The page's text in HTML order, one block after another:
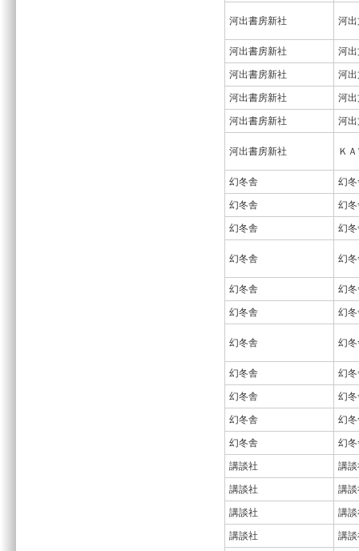
河出書房新社 河
河出書房新社 河
河出書房新社 河
河出書房新社 河
河出書房新社 河
河出書房新社 Ｋ
幻冬舎 幻
幻冬舎 幻
幻冬舎 幻
幻冬舎 幻
幻冬舎 幻
幻冬舎 幻
幻冬舎 幻
幻冬舎 幻
幻冬舎 幻
幻冬舎 幻
幻冬舎 幻
講談社 講
講談社 講
講談社 講
講談社 講